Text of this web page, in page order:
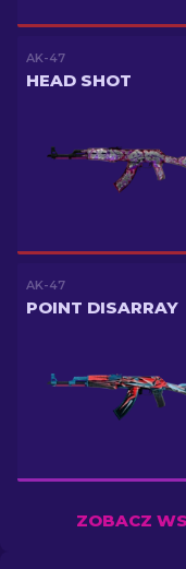
AK-47
HEAD SHOT
AK-47
POINT DISARRAY
ZOBACZ